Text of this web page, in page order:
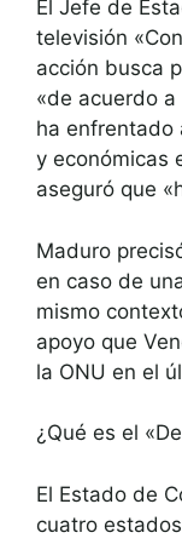
El Jefe de
televisión
acción busca
«de acuerdo
ha enfrentado
y económicas
aseguró que
Maduro
en caso de
mismo
apoyo que
la ONU en el
¿Qué es el
El Estado de
cuatro